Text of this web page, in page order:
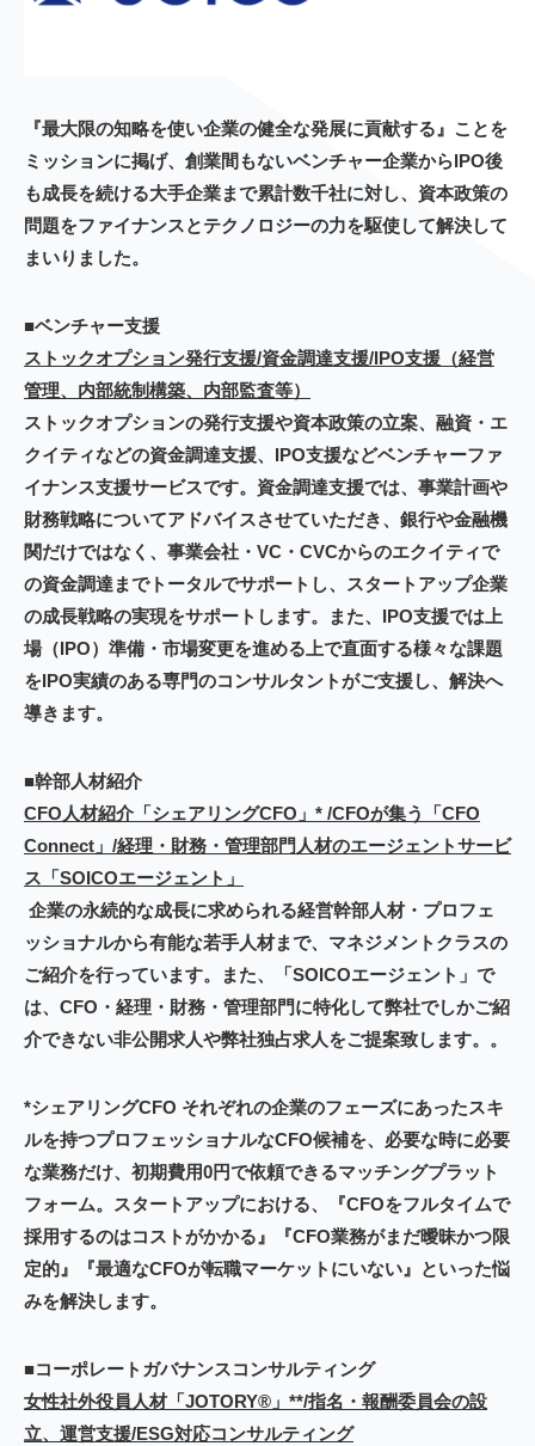
『最大限の知略を使い企業の健全な発展に貢献する』ことを
ミッションに掲げ、創業間もないベンチャー企業からIPO後
も成長を続ける大手企業まで累計数千社に対し、資本政策の
問題をファイナンスとテクノロジーの力を駆使して解決して
まいりました。
■ベンチャー支援
ストックオプション発行支援/資金調達支援/IPO支援（経営
管理、内部統制構築、内部監査等）
ストックオプションの発行支援や資本政策の立案、融資・エ
クイティなどの資金調達支援、IPO支援などベンチャーファ
イナンス支援サービスです。資金調達支援では、事業計画や
財務戦略についてアドバイスさせていただき、銀行や金融機
関だけではなく、事業会社・VC・CVCからのエクイティで
の資金調達までトータルでサポートし、スタートアップ企業
の成長戦略の実現をサポートします。また、IPO支援では上
場（IPO）準備・市場変更を進める上で直面する様々な課題
をIPO実績のある専門のコンサルタントがご支援し、解決へ
導きます。
■幹部人材紹介
CFO人材紹介「シェアリングCFO」* /CFOが集う「CFO
Connect」/経理・財務・管理部門人材のエージェントサービ
ス「SOICOエージェント」
企業の永続的な成長に求められる経営幹部人材・プロフェ
ッショナルから有能な若手人材まで、マネジメントクラスの
ご紹介を行っています。また、「SOICOエージェント」で
は、CFO・経理・財務・管理部門に特化して弊社でしかご紹
介できない非公開求人や弊社独占求人をご提案致します。 。
*シェアリングCFO それぞれの企業のフェーズにあったスキ
ルを持つプロフェッショナルなCFO候補を、必要な時に必要
な業務だけ、初期費用0円で依頼できるマッチングプラット
フォーム。スタートアップにおける、『CFOをフルタイムで
採用するのはコストがかかる』『CFO業務がまだ曖昧かつ限
定的』『最適なCFOが転職マーケットにいない』といった悩
みを解決します。
■コーポレートガバナンスコンサルティング
女性社外役員人材「JOTORY®」**/指名・報酬委員会の設
立、運営支援/ESG対応コンサルティング